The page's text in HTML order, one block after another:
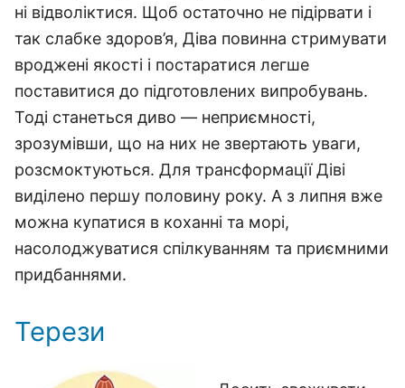
ні відволіктися. Щоб остаточно не підірвати і
так слабке здоров’я, Діва повинна стримувати
вроджені якості і постаратися легше
поставитися до підготовлених випробувань.
Тоді станеться диво — неприємності,
зрозумівши, що на них не звертають уваги,
розсмоктуються. Для трансформації Діві
виділено першу половину року. А з липня вже
можна купатися в коханні та морі,
насолоджуватися спілкуванням та приємними
придбаннями.
Терези